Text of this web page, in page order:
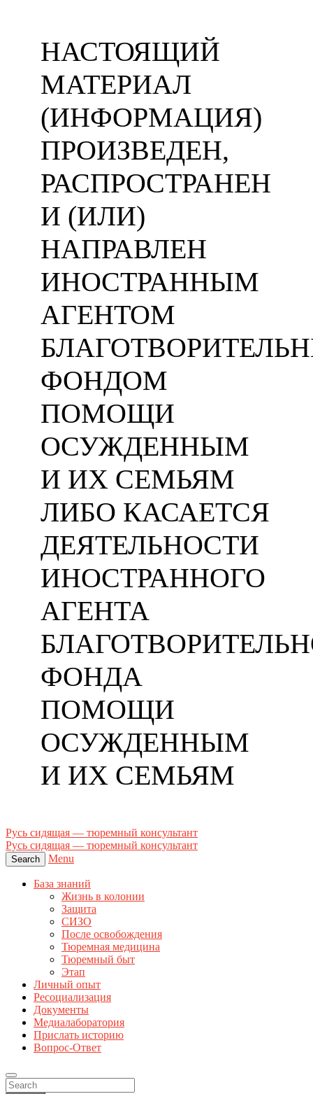
НАСТОЯЩИЙ
МАТЕРИАЛ
(ИНФОРМАЦИЯ)
ПРОИЗВЕДЕН,
РАСПРОСТРАНЕН
И (ИЛИ)
НАПРАВЛЕН
ИНОСТРАННЫМ
АГЕНТОМ
ФОНДОМ
ПОМОЩИ
ОСУЖДЕННЫМ
И ИХ СЕМЬЯМ
ЛИБО КАСАЕТСЯ
ДЕЯТЕЛЬНОСТИ
ИНОСТРАННОГО
АГЕНТА
ФОНДА
ПОМОЩИ
ОСУЖДЕННЫМ
И ИХ СЕМЬЯМ
Русь сидящая — тюремный консультант
Русь сидящая — тюремный консультант
Search Menu
База знаний
Жизнь в колонии
Защита
СИЗО
После освобождения
Тюремная медицина
Тюремный быт
Этап
Личный опыт
Ресоциализация
Документы
Медиалаборатория
Прислать историю
Вопрос-Ответ